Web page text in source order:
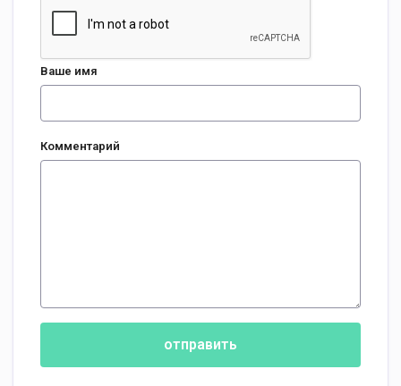
Ваше имя
Комментарий
отправить